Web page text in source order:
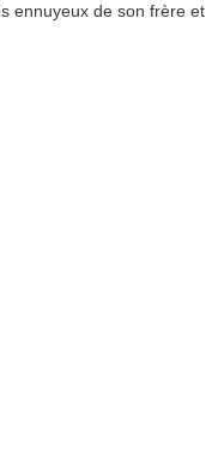
ennuyeux de son frère et